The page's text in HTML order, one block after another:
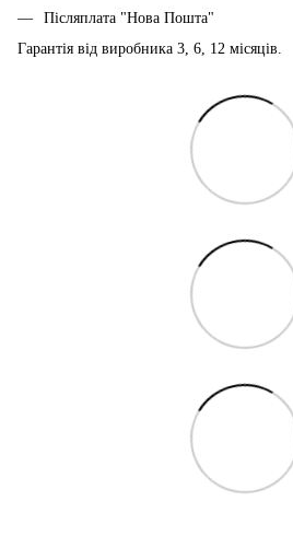
Післяплата "Нова Пошта"
Гарантія від виробника 3, 6, 12 місяців.